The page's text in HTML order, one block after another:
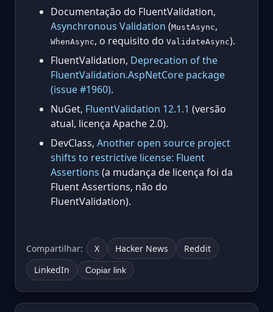
Documentação do FluentValidation,
Asynchronous Validation (MustAsync,
WhenAsync, o requisito do ValidateAsync).
FluentValidation, Deprecation of the
FluentValidation.AspNetCore package
(issue #1960).
NuGet, FluentValidation 12.1.1 (versão
atual, licença Apache 2.0).
DevClass, Another open source project
shifts to restrictive license: Fluent
Assertions (a mudança de licença foi da
Fluent Assertions, não do
FluentValidation).
Compartilhar: X Hacker News
Reddit
LinkedIn
Copiar link